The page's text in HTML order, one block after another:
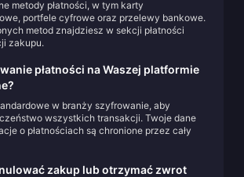
metody płatności, w tym karty
portfele cyfrowe oraz przelewy bankowe.
metod znajdziesz w sekcji płatności
zakupu.
płatności na Waszej platformie
w branży szyfrowanie, aby
wszystkich transakcji. Twoje dane
o płatnościach są chronione przez cały
zakup lub otrzymać zwrot